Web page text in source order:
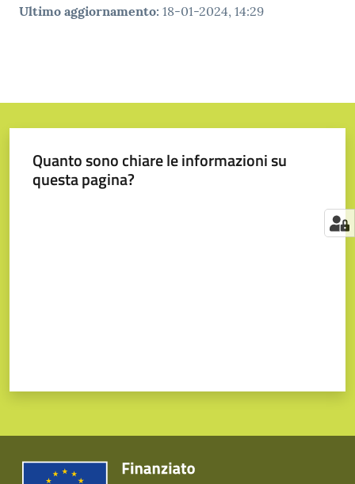
Ultimo aggiornamento: 18-01-2024, 14:29
Quanto sono chiare le informazioni su
questa pagina?